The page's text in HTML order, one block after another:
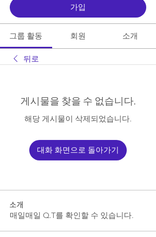
가입
그룹 활동 회원 소개
뒤로
게시물을 찾을 수 없습니다.
해당 게시물이 삭제되었습니다.
대화 화면으로 돌아가기
소개
매일매일 Q.T를 확인할 수 있습니다.